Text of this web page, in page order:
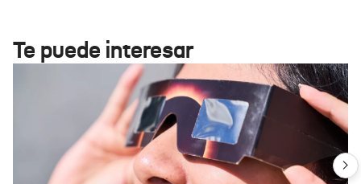
Te puede interesar